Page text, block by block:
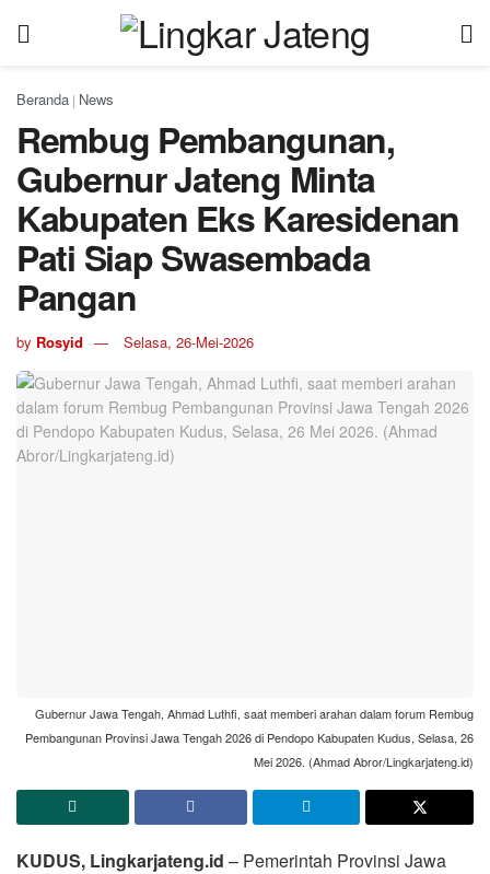
Beranda | News
Rembug Pembangunan,
Gubernur Jateng Minta
Kabupaten Eks Karesidenan
Pati Siap Swasembada
Pangan
by Rosyid Selasa, 26-Mei-2026
Gubernur Jawa Tengah, Ahmad Luthfi, saat memberi arahan dalam forum Rembug
Pembangunan Provinsi Jawa Tengah 2026 di Pendopo Kabupaten Kudus, Selasa, 26
Mei 2026. (Ahmad Abror/Lingkarjateng.id)
KUDUS, Lingkarjateng.id – Pemerintah Provinsi Jawa